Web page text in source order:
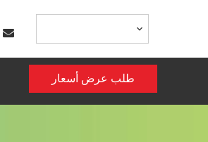

طلب عرض أسعار